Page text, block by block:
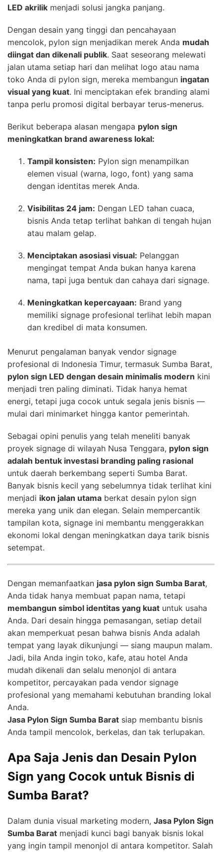
LED akrilik menjadi solusi jangka panjang.
Dengan desain yang tinggi dan pencahayaan
mencolok, pylon sign menjadikan merek Anda mudah
diingat dan dikenali publik. Saat seseorang melewati
jalan utama setiap hari dan melihat logo atau nama
toko Anda di pylon sign, mereka membangun ingatan
visual yang kuat. Ini menciptakan efek branding alami
tanpa perlu promosi digital berbayar terus-menerus.
Berikut beberapa alasan mengapa pylon sign
meningkatkan brand awareness lokal:
Tampil konsisten: Pylon sign menampilkan
elemen visual (warna, logo, font) yang sama
dengan identitas merek Anda.
Visibilitas 24 jam: Dengan LED tahan cuaca,
bisnis Anda tetap terlihat bahkan di tengah hujan
atau malam gelap.
Menciptakan asosiasi visual: Pelanggan
mengingat tempat Anda bukan hanya karena
nama, tapi juga bentuk dan cahaya dari signage.
Meningkatkan kepercayaan: Brand yang
memiliki signage profesional terlihat lebih mapan
dan kredibel di mata konsumen.
Menurut pengalaman banyak vendor signage
profesional di Indonesia Timur, termasuk Sumba Barat,
pylon sign LED dengan desain minimalis modern kini
menjadi tren paling diminati. Tidak hanya hemat
energi, tetapi juga cocok untuk segala jenis bisnis —
mulai dari minimarket hingga kantor pemerintah.
Sebagai opini penulis yang telah meneliti banyak
proyek signage di wilayah Nusa Tenggara, pylon sign
adalah bentuk investasi branding paling rasional
untuk daerah berkembang seperti Sumba Barat.
Banyak bisnis kecil yang sebelumnya tidak terlihat kini
menjadi ikon jalan utama berkat desain pylon sign
mereka yang unik dan elegan. Selain mempercantik
tampilan kota, signage ini membantu menggerakkan
ekonomi lokal dengan meningkatkan daya tarik bisnis
setempat.
Dengan memanfaatkan jasa pylon sign Sumba Barat,
Anda tidak hanya membuat papan nama, tetapi
membangun simbol identitas yang kuat untuk usaha
Anda. Dari desain hingga pemasangan, setiap detail
akan memperkuat pesan bahwa bisnis Anda adalah
tempat yang layak dikunjungi — siang maupun malam.
Jadi, bila Anda ingin toko, kafe, atau hotel Anda
mudah dikenali dan selalu menonjol di antara
kompetitor, percayakan pada vendor signage
profesional yang memahami kebutuhan branding lokal
Anda.
Jasa Pylon Sign Sumba Barat siap membantu bisnis
Anda tampil mencolok, berkelas, dan tak terlupakan.
Apa Saja Jenis dan Desain Pylon
Sign yang Cocok untuk Bisnis di
Sumba Barat?
Dalam dunia visual marketing modern, Jasa Pylon Sign
Sumba Barat menjadi kunci bagi banyak bisnis lokal
yang ingin tampil menonjol di antara kompetitor. Salah